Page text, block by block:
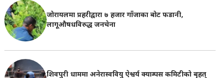
जोरायलमा प्रहरीद्वारा ७ हजार गाँजाका बोट फडानी,
लागूऔषधविरुद्ध जनचेना
शिवपुरी धाममा अनेरास्ववियु ऐश्वर्य क्याम्पस कमिटीको बृहत्